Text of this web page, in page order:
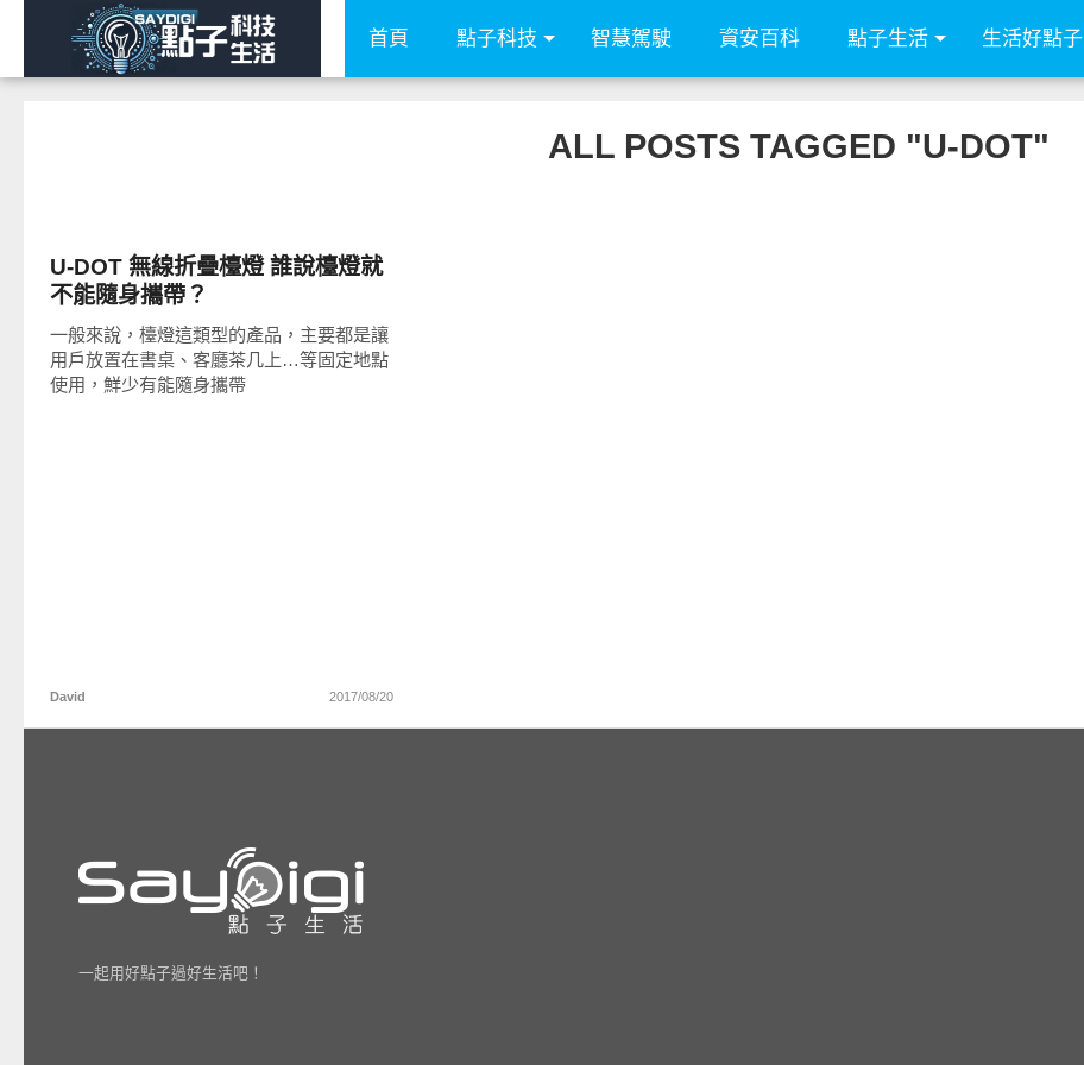
首頁 點子科技 智慧駕駛 資安百科 點子生活 生活好點子
ALL POSTS TAGGED "U-DOT"
U-DOT 無線折疊檯燈 誰說檯燈就
不能隨身攜帶？
一般來說，檯燈這類型的產品，主要都是讓
用戶放置在書桌、客廳茶几上…等固定地點
使用，鮮少有能隨身攜帶
David 2017/08/20
一起用好點子過好生活吧！